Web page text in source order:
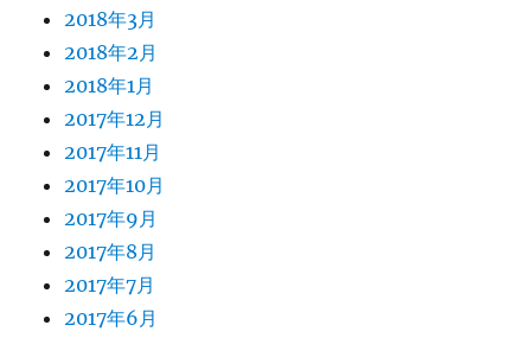
2018年3月
2018年2月
2018年1月
2017年12月
2017年11月
2017年10月
2017年9月
2017年8月
2017年7月
2017年6月